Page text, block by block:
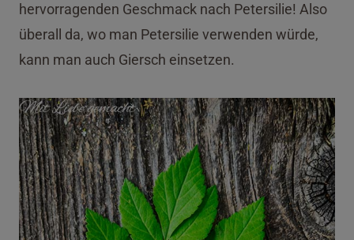
hervorragenden Geschmack nach Petersilie! Also
überall da, wo man Petersilie verwenden würde,
kann man auch Giersch einsetzen.